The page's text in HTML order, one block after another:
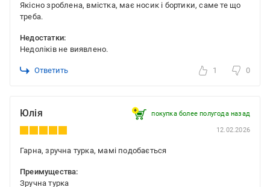
Якісно зроблена, вмістка, має носик і бортики, саме те що
треба.
Недостатки:
Недоліків не виявлено.
Ответить 1 0
Юлія покупка более полугода назад
12.02.2026
Гарна, зручна турка, мамі подобається
Преимущества:
Зручна турка